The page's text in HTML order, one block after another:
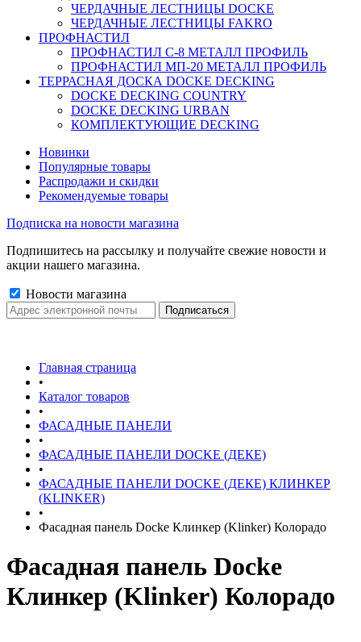
ЧЕРДАЧНЫЕ ЛЕСТНИЦЫ DOCKE
ЧЕРДАЧНЫЕ ЛЕСТНИЦЫ FAKRO
ПРОФНАСТИЛ
ПРОФНАСТИЛ C-8 МЕТАЛЛ ПРОФИЛЬ
ПРОФНАСТИЛ МП-20 МЕТАЛЛ ПРОФИЛЬ
ТЕРРАСНАЯ ДОСКА DOCKE DECKING
DOCKE DECKING COUNTRY
DOCKE DECKING URBAN
КОМПЛЕКТУЮЩИЕ DECKING
Новинки
Популярные товары
Распродажи и скидки
Рекомендуемые товары
Подписка на новости магазина
Подпишитесь на рассылку и получайте свежие новости и
акции нашего магазина.
Новости магазина
Главная страница
•
Каталог товаров
•
ФАСАДНЫЕ ПАНЕЛИ
•
ФАСАДНЫЕ ПАНЕЛИ DOCKE (ДЕКЕ)
•
ФАСАДНЫЕ ПАНЕЛИ DOCKE (ДЕКЕ) КЛИНКЕР
(KLINKER)
•
Фасадная панель Docke Клинкер (Klinker) Колорадо
Фасадная панель Docke
Клинкер (Klinker) Колорадо